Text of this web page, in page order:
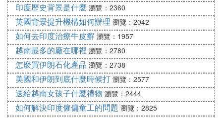
而且隨著時間的不斷向前，像這樣的越南美女只會越
來越多，甚至有很多人專門做起了媒婆的生意。因為
在我們國家還有很多的地區男多女少現象嚴重，還有
很多娶不上媳婦的男孩；正是這樣的大環境給了越南
女孩更多的機會和選擇。現如今越南媳婦在我們身邊
越來越常見，她們也正在慢慢走進我們的生活。
㈤ 越南女人身上的驚人秘密！男人都被這
印度歷史背景是什麼 瀏覽：2360
英國背景提升機構如何辦理 瀏覽：2042
如何去印度治療牛皮癬 瀏覽：1957
越南最多的廠在哪裡 瀏覽：2780
怎麼買伊朗石化產品 瀏覽：2738
美國和伊朗到底什麼時候打 瀏覽：2577
送給越南女孩子什麼禮物 瀏覽：2444
如何解決印度僱傭童工的問題 瀏覽：2825